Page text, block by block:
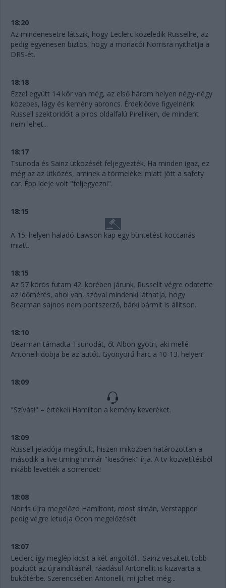
18:20
Az mindenesetre látszik, hogy Leclerc közeledik Russellre, az
pedig egyenesen biztos, hogy a monacói Norrisra nyithatja a
DRS-ét.
18:18
Ezzel együtt 14 kör van még, az első három helyen négy-négy
közepes, lágy és kemény abroncs. Érdeklődve figyelnénk
Russell szektoridőit a piros oldalfalú Pirelliken, de mindent
nem lehet...
18:17
Tsunoda és Sainz ütközését feljegyezték. Ha minden igaz, ez
még az az ütközés, aminek a törmelékei miatt jött a safety
car. Épp ideje volt "feljegyezni".
18:15
A 15. helyen haladó Lawson kap egy büntetést koccanás
miatt.
18:15
Az 57 körös futam 42. körében járunk. Russellt végre odatette
az időmérés, ahol van, szóval mindenki láthatja, hogy
Bearman sajnos nem pontszerző, bárki bármit is állítson.
18:10
Bearman támadta Tsunodát, őt Albon gyötri, aki mellé
Antonelli dobja be az autót. Gyönyörű harc a 10-13. helyen!
18:09
"Szívás!" – értékeli Hamilton a kemény keveréket.
18:09
Russell jeladója megőrült, hiszen miközben határozottan a
második a live timing immár "kiesőnek" írja. A tv-közvetítésből
inkább levették a sorrendet!
18:08
Norris újra megelőzo Hamiltont, most simán, Verstappen
pedig végre letudja Ocon megelőzését.
18:07
Leclerc így meglép kicsit a két angoltól... Sainz veszített több
pozíciót az újraindításnál, ráadásul Antonellit is kizavarta a
bukótérbe. Szerencsétlen Antonelli, mi jöhet még...